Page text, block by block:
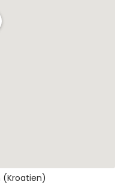
(Kroatien)